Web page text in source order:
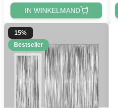
IN WINKELMAND
15%
Bestseller